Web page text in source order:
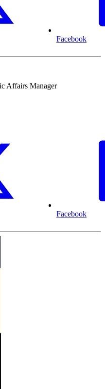
Facebook
Affairs Manager
Facebook